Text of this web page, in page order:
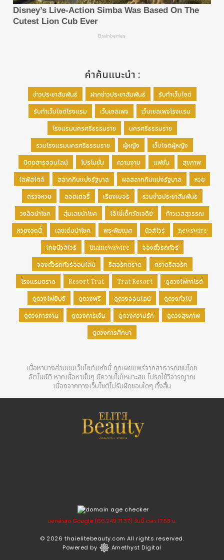
คำค้นแนะนำ :
ข่าวประชาสัมพันธ์ ฝากข่าวประชาสัมพันธ์
รับทำเว็บไซต์
รับทำเว็บไซต์โรงแรม
เว็บเซลเพจ
เว็บเซลเพจโรงแรม
โรงแรมนครศรีธรรมราช
นครศรีธรรมราช
รวมโรงแรมนครศรีธรรมราช
ผู้หญิง
เว็บไซต์ผู้หญิง
นิตยสารออนไลน์
โปรโมชั่น ความงาม แฟชั่น
สุขภาพ
ไลฟ์สไตล์
สลากกินแบ่งรัฐบาล ผลสลากกินแบ่งรัฐบาล
หวย
ตรวจหวย
ลอตเตอรี่ เรียงเบอร์
รวมข่าวประชาสัมพันธ์
วงล้อนำโชค
สุ่มเลขนำโชค ไอ้ไข่เด็กวัดเจดีย์
ท้าวเวสสุวรรณ
หวยงวดนี้
เลขเด่นนำโชค พระพิฆเนศ นิวส์ไวร์
newswire
ไทยนิวส์ไวร์
thainewswire
จองตั๋วรถทัวร์
จองตั๋วรถทัวร์ออนไลน์
รีสอร์ทตราด
ตราดรีสอร์ท
โรงแรมตราด
Resort Trat Trat Resort
ดูดวงไพ่ทาโรต์
ดูดวงไพ่ยิปซี
ดูดวงฟรี ดูดวงออนไลน์
ดูดวงทั่วไป
ดูดวงการงาน
ดูดวงการเงิน ดูดวงความรัก
ดูดวงสุขภาพ
ดูดวงการศึกษา
เนื้อหาบางส่วนบนเว็บไซต์แห่งนี้ ถูกเผยแพร่จากสาธารณชนโดย
อัตโนมัติ หากเนื้อหานั้นๆ มีความไม่เหมาะสม โปรดใช้วิจารญาณ
เนื่องจากทางเว็บไซต์ไม่รับผิดชอบใดๆ ทั้งสิ้น
บอทล่าสุด Google (66.249.71.37) วันนี้ เวลา 17.58 น.
© 2026 thaielitebeauty.com All rights reserved.
Powered by
Amethyst Digital